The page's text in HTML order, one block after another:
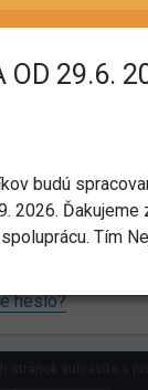
Prihlásiť sa
heslo?
OD 29.6.
budú
2026. Ďakujeme
Tím